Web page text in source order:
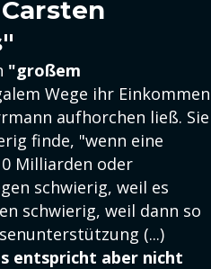
"großem
Wege ihr Einkommen
aufhorchen ließ. Sie
finde, "wenn eine
Milliarden oder
schwierig, weil es
schwierig, weil dann so
(...)
entspricht aber nicht